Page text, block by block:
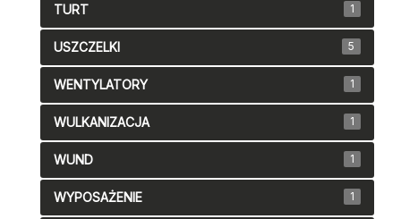
TURT 1
USZCZELKI 5
WENTYLATORY 1
WULKANIZACJA 1
WUND 1
WYPOSAŻENIE 1